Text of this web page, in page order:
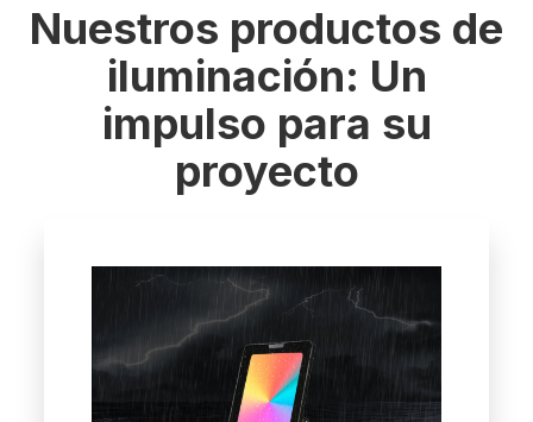
Nuestros productos de
iluminación: Un
impulso para su
proyecto